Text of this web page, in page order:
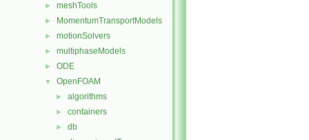
► meshTools
► MomentumTransportModels
► motionSolvers
► multiphaseModels
► ODE
▼ OpenFOAM
► algorithms
► containers
► db